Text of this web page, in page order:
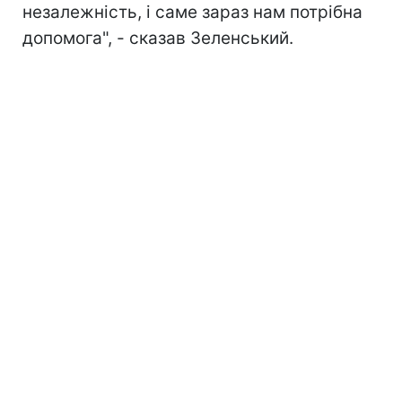
незалежність, і саме зараз нам потрібна
допомога", - сказав Зеленський.